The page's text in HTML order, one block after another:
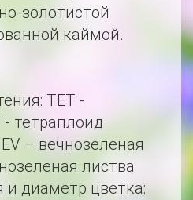
золотистой
каймой.
: TET -
- тетраплоид
EV – вечнозеленая
листва
и диаметр цветка: